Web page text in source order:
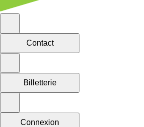
Contact
Billetterie
Connexion